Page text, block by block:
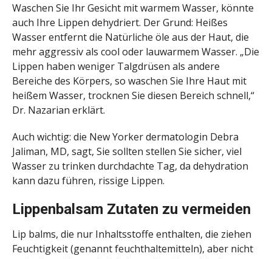
Waschen Sie Ihr Gesicht mit warmem Wasser, könnte
auch Ihre Lippen dehydriert. Der Grund: Heißes
Wasser entfernt die Natürliche öle aus der Haut, die
mehr aggressiv als cool oder lauwarmem Wasser. „Die
Lippen haben weniger Talgdrüsen als andere
Bereiche des Körpers, so waschen Sie Ihre Haut mit
heißem Wasser, trocknen Sie diesen Bereich schnell,“
Dr. Nazarian erklärt.
Auch wichtig: die New Yorker dermatologin Debra
Jaliman, MD, sagt, Sie sollten stellen Sie sicher, viel
Wasser zu trinken durchdachte Tag, da dehydration
kann dazu führen, rissige Lippen.
Lippenbalsam Zutaten zu vermeiden
Lip balms, die nur Inhaltsstoffe enthalten, die ziehen
Feuchtigkeit (genannt feuchthaltemitteln), aber nicht